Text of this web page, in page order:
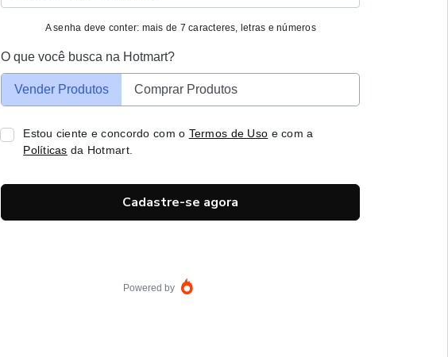
A senha deve conter: mais de 7 caracteres, letras e números
O que você busca na Hotmart?
Vender Produtos Comprar Produtos
Estou ciente e concordo com o Termos de Uso e com a
Políticas da Hotmart.
Cadastre-se agora
Powered by